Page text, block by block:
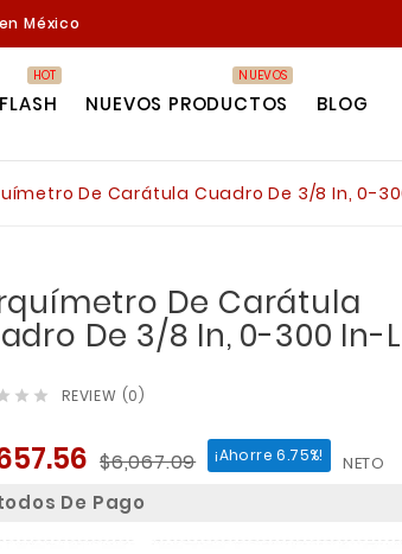
México
HOT
NUEVOS PRODUCTOS
NUEVOS
BLOG
De Carátula Cuadro De 3/8 In, 0-
De Carátula
De 3/8 In, 0-300 In-
  REVIEW (0)
$6,067.09 ¡Ahorre 6.75%! NETO
De Pago